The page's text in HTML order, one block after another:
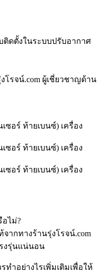
ติดตั้งในระบบปรับอากาศ
โรจน์.com ผู้เชี่ยวชาญด้าน
ซอร์ ท้ายเบนซ์) เครื่อง
ซอร์ ท้ายเบนซ์) เครื่อง
ซอร์ ท้ายเบนซ์) เครื่อง
ไม่?
ากทางร้านรุ่งโรจน์.com
งรุ่นแน่นอน
ำอย่างไรเพิ่มเติมเพื่อให้